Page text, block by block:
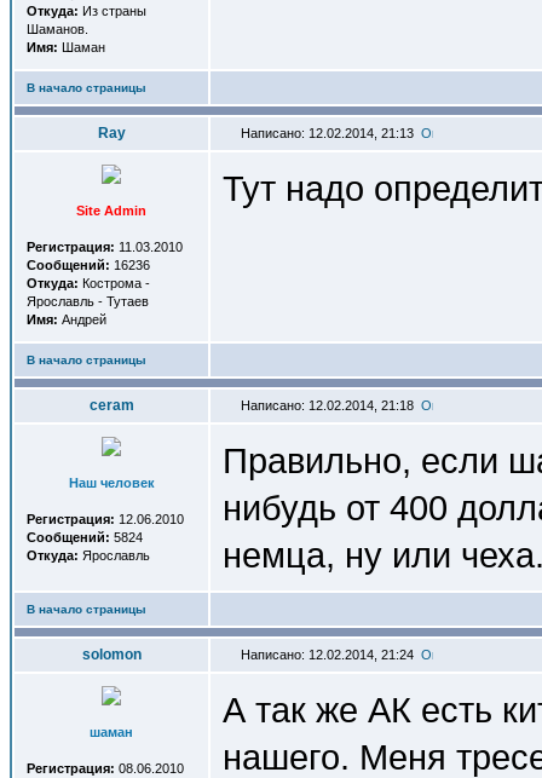
Откуда: Из страны
Шаманов.
Имя: Шаман
В начало страницы
Ray Написано: 12.02.2014, 21:13
Site Admin
Регистрация: 11.03.2010
Сообщений: 16236
Откуда: Кострома -
Ярославль - Тутаев
Имя: Андрей
Тут надо
В начало страницы
ceram Написано: 12.02.2014, 21:18
Наш человек
Регистрация: 12.06.2010
Сообщений: 5824
Откуда: Ярославль
Правильно, если
нибудь от 400
немца, ну или
В начало страницы
solomon Написано: 12.02.2014, 21:24
шаман
Регистрация: 08.06.2010
А так же АК есть
нашего. Меня